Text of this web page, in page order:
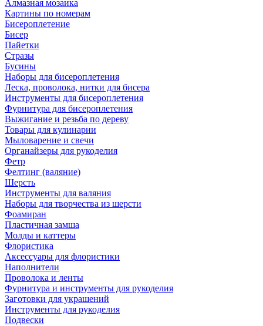
Алмазная мозаика
Картины по номерам
Бисероплетение
Бисер
Пайетки
Стразы
Бусины
Наборы для бисероплетения
Леска, проволока, нитки для бисера
Инструменты для бисероплетения
Фурнитура для бисероплетения
Выжигание и резьба по дереву
Товары для кулинарии
Мыловарение и свечи
Органайзеры для рукоделия
Фетр
Фелтинг (валяние)
Шерсть
Инструменты для валяния
Наборы для творчества из шерсти
Фоамиран
Пластичная замша
Молды и каттеры
Флористика
Аксессуары для флористики
Наполнители
Проволока и ленты
Фурнитура и инструменты для рукоделия
Заготовки для украшений
Инструменты для рукоделия
Подвески